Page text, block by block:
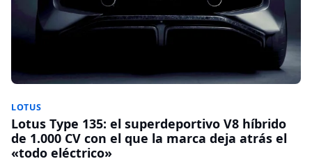
LOTUS
Lotus Type 135: el superdeportivo V8 híbrido
de 1.000 CV con el que la marca deja atrás el
«todo eléctrico»